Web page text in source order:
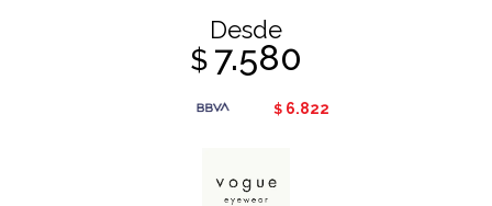
Desde
$ 7.580
$ 6.822